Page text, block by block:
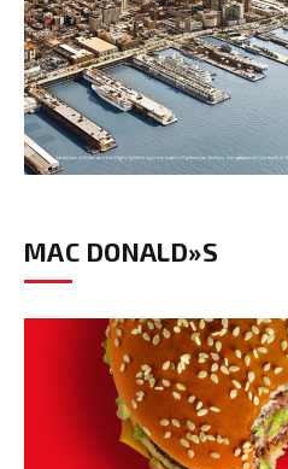
MAC DONALD»S